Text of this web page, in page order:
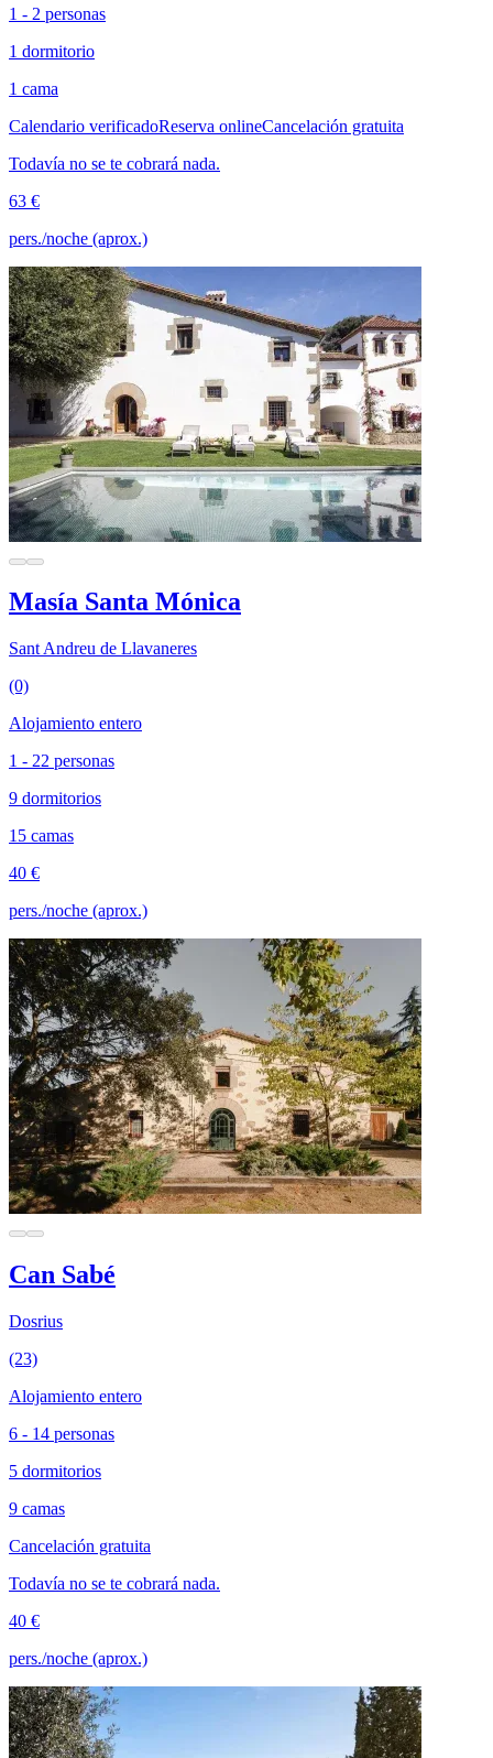
1 - 2 personas
1 dormitorio
1 cama
Calendario verificadoReserva onlineCancelación gratuita
Todavía no se te cobrará nada.
63 €
pers./noche (aprox.)
Masía Santa Mónica
Sant Andreu de Llavaneres
(0)
Alojamiento entero
1 - 22 personas
9 dormitorios
15 camas
40 €
pers./noche (aprox.)
Can Sabé
Dosrius
(23)
Alojamiento entero
6 - 14 personas
5 dormitorios
9 camas
Cancelación gratuita
Todavía no se te cobrará nada.
40 €
pers./noche (aprox.)